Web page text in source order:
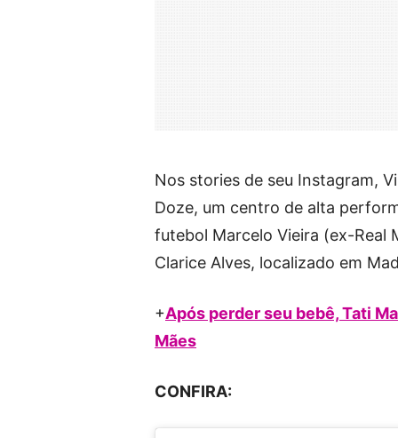
Nos stories de seu Instagram,
Doze, um centro de alta
futebol Marcelo Vieira (ex-Real
Clarice Alves, localizado em
+Após perder seu bebê, Tati
Mães
CONFIRA: